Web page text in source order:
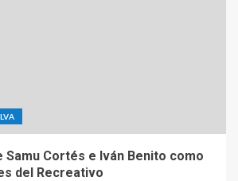
Samu Cortés e Iván Benito como
del Recreativo